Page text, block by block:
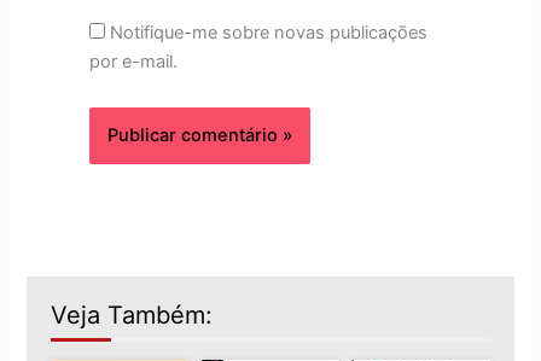
Notifique-me sobre novas publicações
por e-mail.
Veja Também: